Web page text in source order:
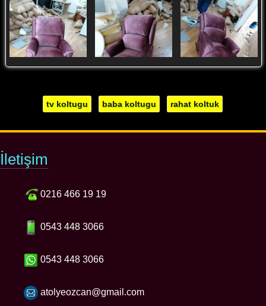
tv koltugu baba koltugu rahat koltuk
İletişim
0216 466 19 19
0543 448 3066
0543 448 3066
atolyeozcan@gmail.com